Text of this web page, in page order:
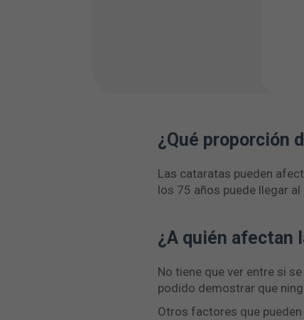
¿Qué proporción
Las cataratas pueden
los 75 años puede llegar al
¿A quién afectan
No tiene que ver entre si
podido demostrar que
Otros factores que